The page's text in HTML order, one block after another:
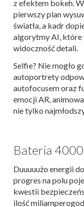
z efektem bokeh.
pierwszy plan
światła, a kadr
algorytmy AI, które
widoczność detali.
Selfie? Nie mogło
autoportrety
autofocusem oraz
emocji AR,
nie tylko
Bateria
Duuuuużo energii
progres na polu
kwestii
ilość